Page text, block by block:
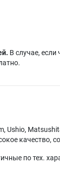
В случае, если
Ushio,
качество,
по тех.